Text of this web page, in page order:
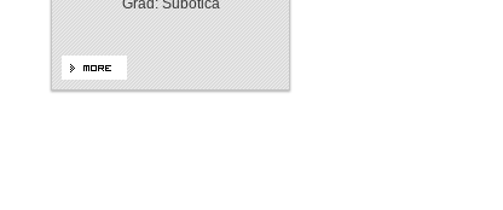
Grad: Subotica